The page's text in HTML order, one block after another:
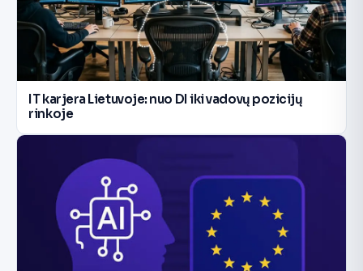
IT karjera Lietuvoje: nuo DI iki vadovų pozicijų
rinkoje